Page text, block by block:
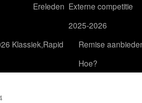
Ereleden Externe competitie
2025-2026
Klassiek,Rapid
Remise
Hoe?